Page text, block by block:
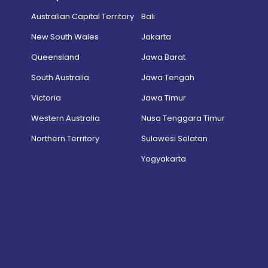
Australian Capital Territory
New South Wales
Queensland
South Australia
Victoria
Western Australia
Northern Territory
Bali
Jakarta
Jawa Barat
Jawa Tengah
Jawa Timur
Nusa Tenggara Timur
Sulawesi Selatan
Yogyakarta